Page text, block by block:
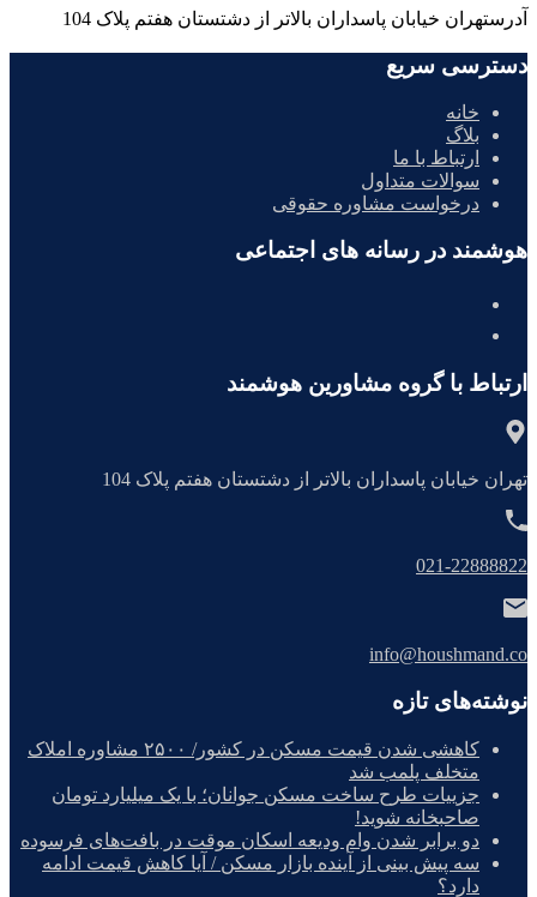
آدرستهران خیابان پاسداران بالاتر از دشتستان هفتم پلاک 104
دسترسی سریع
خانه
بلاگ
ارتباط با ما
سوالات متداول
درخواست مشاوره حقوقی
هوشمند در رسانه های اجتماعی
ارتباط با گروه مشاورین هوشمند
تهران خیابان پاسداران بالاتر از دشتستان هفتم پلاک 104
021-22888822
info@houshmand.co
نوشته‌های تازه
کاهشی شدن قیمت مسکن در کشور/ ۲۵۰۰ مشاوره املاک
متخلف پلمب شد
جزییات طرح ساخت مسکن جوانان؛ با یک میلیارد تومان
صاحبخانه شوید!
دو برابر شدن وام ودیعه اسکان موقت در بافت‌های فرسوده
سه پیش بینی از آینده بازار مسکن / آیا کاهش قیمت ادامه
دارد؟